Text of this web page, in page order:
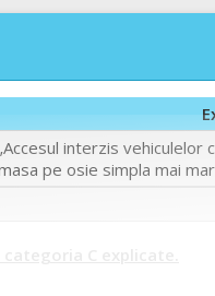
interzis vehiculelor
pe osie simpla mai
C explicate.